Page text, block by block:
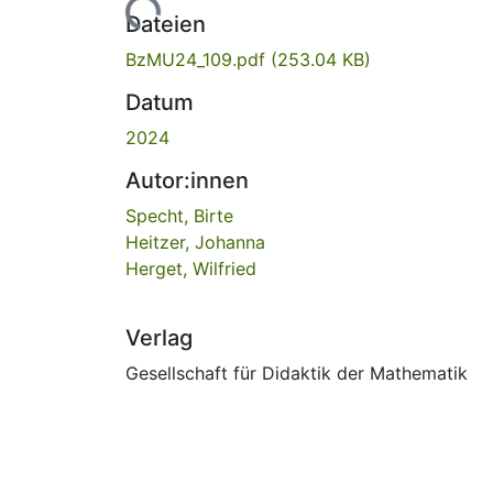
Lade...
Dateien
BzMU24_109.pdf (253.04 KB)
Datum
2024
Autor:innen
Specht, Birte
Heitzer, Johanna
Herget, Wilfried
Verlag
Gesellschaft für Didaktik der Mathematik